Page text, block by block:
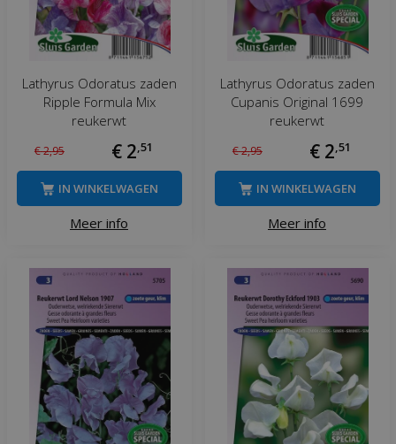
Lathyrus Odoratus zaden
Ripple Formula Mix
reukerwt
€2,95 € 2,51
Meer info
IN WINKELWAGEN
Lathyrus Odoratus zaden
Cupanis Original 1699
reukerwt
€2,95 € 2,51
Meer info
IN WINKELWAGEN